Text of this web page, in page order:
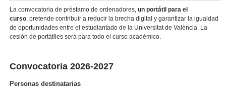
La convocatoria de préstamo de ordenadores,un portátil para el
curso, pretende contribuir a reducir la brecha digital y garantizar la igualdad
de oportunidades entre el estudiantado de la Universitat de València. La
cesión de portátiles será para todo el curso académico.
Convocatoria 2026-2027
Personas destinatarias